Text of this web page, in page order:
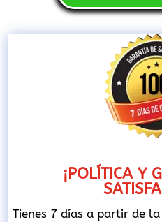
¡POLÍTICA Y
Tienes 7 días a partir de